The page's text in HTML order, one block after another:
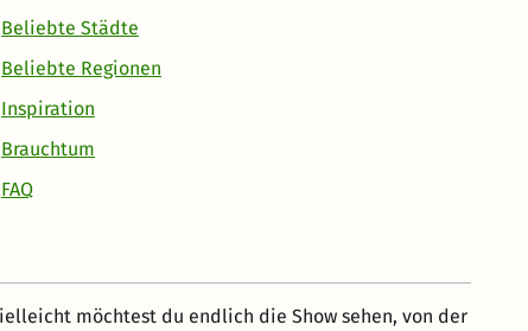
Beliebte Städte
Beliebte Regionen
Inspiration
Brauchtum
FAQ
möchtest du endlich die Show sehen, von der